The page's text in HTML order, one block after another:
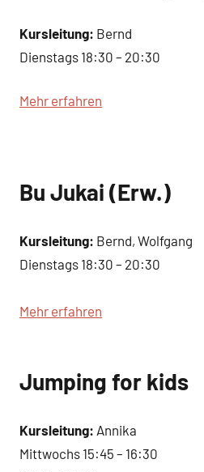
Kursleitung: Bernd
Dienstags 18:30 – 20:30
Mehr erfahren
Bu Jukai (Erw.)
Kursleitung: Bernd, Wolfgang
Dienstags 18:30 – 20:30
Mehr erfahren
Jumping for kids
Kursleitung: Annika
Mittwochs 15:45 – 16:30